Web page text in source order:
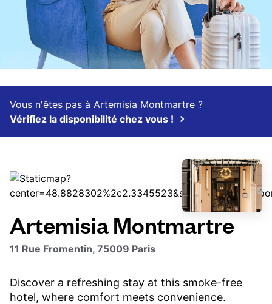
Vous n'êtes pas à Artemisia Montmartre ?
Vérifiez la disponibilité chez vous !
Artemisia Montmartre
11 Rue Fromentin, 75009 Paris
Discover a refreshing stay at this smoke-free
hotel, where comfort meets convenience.